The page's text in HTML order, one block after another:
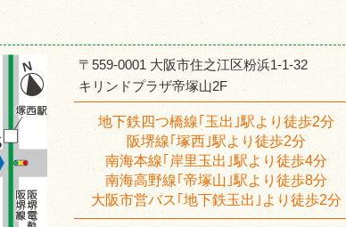
〒559-0001 大阪市住之江区粉浜1-1-32
キリンドプラザ帝塚山2F
地下鉄四つ橋線｢玉出｣駅より徒歩2分
阪堺線｢塚西｣駅より徒歩2分
南海本線｢岸里玉出｣駅より徒歩4分
南海高野線｢帝塚山｣駅より徒歩8分
大阪市営バス｢地下鉄玉出｣より徒歩2分